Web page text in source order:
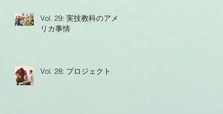
Vol. 29: 実技教科のアメ
リカ事情
Vol. 28: プロジェクト